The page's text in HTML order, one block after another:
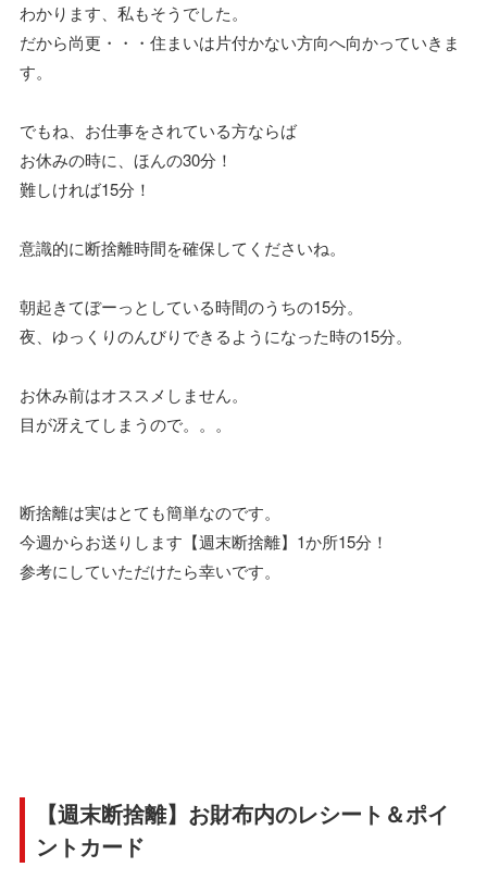
わかります、私もそうでした。
だから尚更・・・住まいは片付かない方向へ向かっていきま
す。
でもね、お仕事をされている方ならば
お休みの時に、ほんの30分！
難しければ15分！
意識的に断捨離時間を確保してくださいね。
朝起きてぼーっとしている時間のうちの15分。
夜、ゆっくりのんびりできるようになった時の15分。
お休み前はオススメしません。
目が冴えてしまうので。。。
断捨離は実はとても簡単なのです。
今週からお送りします【週末断捨離】1か所15分！
参考にしていただけたら幸いです。
【週末断捨離】お財布内のレシート＆ポイ
ントカード